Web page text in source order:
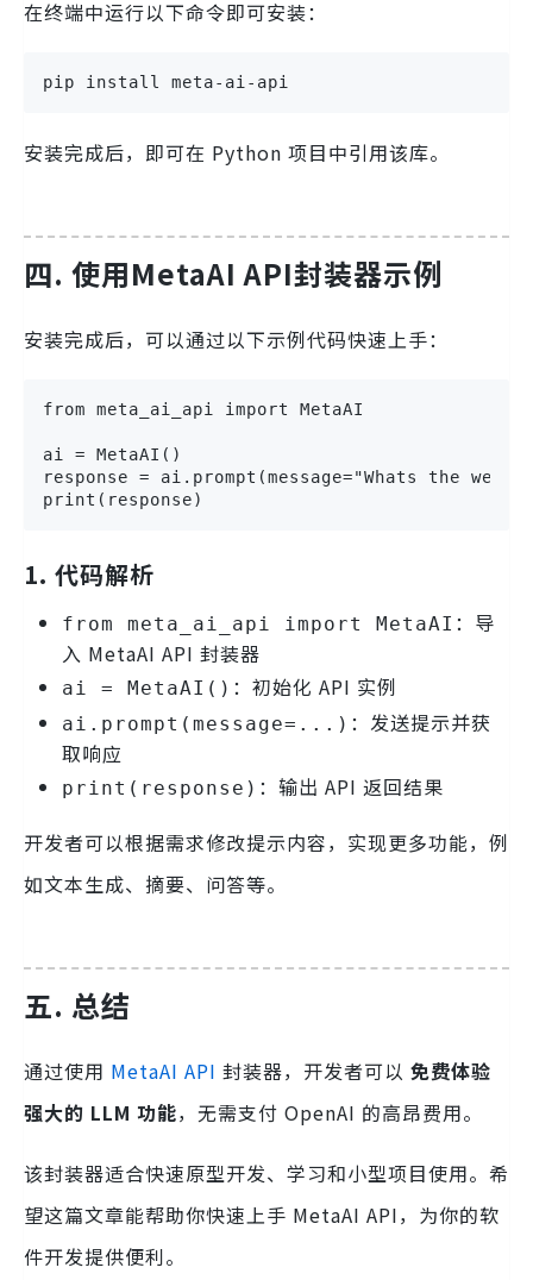
在终端中运行以下命令即可安装：
pip install meta-ai-api
安装完成后，即可在 Python 项目中引用该库。
四. 使用MetaAI API封装器示例
安装完成后，可以通过以下示例代码快速上手：
from meta_ai_api import MetaAI
ai = MetaAI()
response = ai.prompt(message="Whats the
print(response)
1. 代码解析
from meta_ai_api import MetaAI ：导
入 MetaAI API 封装器
ai = MetaAI() ：初始化 API 实例
ai.prompt(message=...) ：发送提示并获
取响应
print(response) ：输出 API 返回结果
开发者可以根据需求修改提示内容，实现更多功能，例
如文本生成、摘要、问答等。
五. 总结
通过使用 MetaAI API 封装器，开发者可以 免费体验
强大的 LLM 功能，无需支付 OpenAI 的高昂费用。
该封装器适合快速原型开发、学习和小型项目使用。希
望这篇文章能帮助你快速上手 MetaAI API，为你的软
件开发提供便利。